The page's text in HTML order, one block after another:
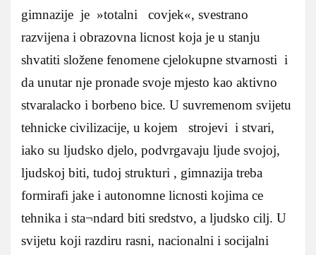
gimnazije je »totalni covjek«, svestrano
razvijena i obrazovna licnost koja je u stanju
shvatiti složene fenomene cjelokupne stvarnosti i
da unutar nje pronade svoje mjesto kao aktivno
stvaralacko i borbeno bice. U suvremenom svijetu
tehnicke civilizacije, u kojem strojevi i stvari,
iako su ljudsko djelo, podvrgavaju ljude svojoj,
ljudskoj biti, tudoj strukturi , gimnazija treba
formirafi jake i autonomne licnosti kojima ce
tehnika i sta¬ndard biti sredstvo, a ljudsko cilj. U
svijetu koji razdiru rasni, nacionalni i socijalni